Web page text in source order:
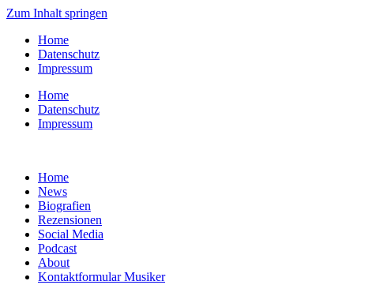
Zum Inhalt springen
Home
Datenschutz
Impressum
Home
Datenschutz
Impressum
Home
News
Biografien
Rezensionen
Social Media
Podcast
About
Kontaktformular Musiker